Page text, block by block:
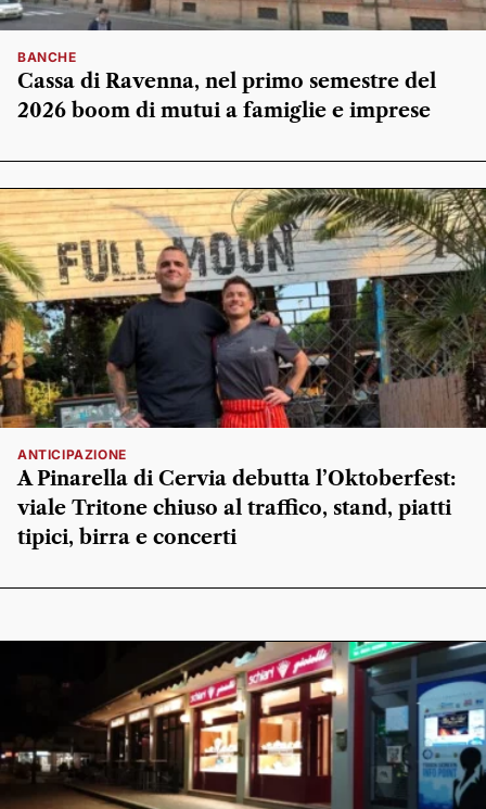
BANCHE
Cassa di Ravenna, nel primo semestre del
2026 boom di mutui a famiglie e imprese
ANTICIPAZIONE
A Pinarella di Cervia debutta l’Oktoberfest:
viale Tritone chiuso al traffico, stand, piatti
tipici, birra e concerti